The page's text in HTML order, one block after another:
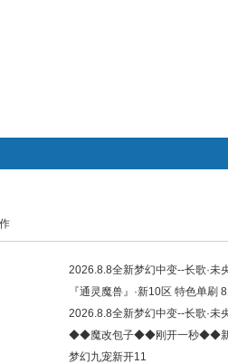
2026.8.8全新梦幻中变--长歌·未
『通灵魔兽』·新10区 特色单刷
2026.8.8全新梦幻中变--长歌·未
◆◆魔改包子◆◆刚开一秒◆◆新
梦幻九宠新开11